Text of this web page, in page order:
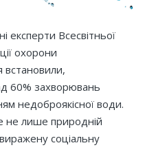
експерти Всесвітньої
охорони
встановили,
60% захворювань
недоброякісної води.
не лише природній
соціальну